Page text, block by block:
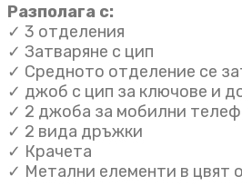
Разполага с:
✓ 3 отделения
✓ Затваряне с цип
✓ Средното отделение се
✓ джоб с цип за ключове и
✓ 2 джоба за мобилни
✓ 2 вида дръжки
✓ Крачета
✓ Метални елементи в цвят